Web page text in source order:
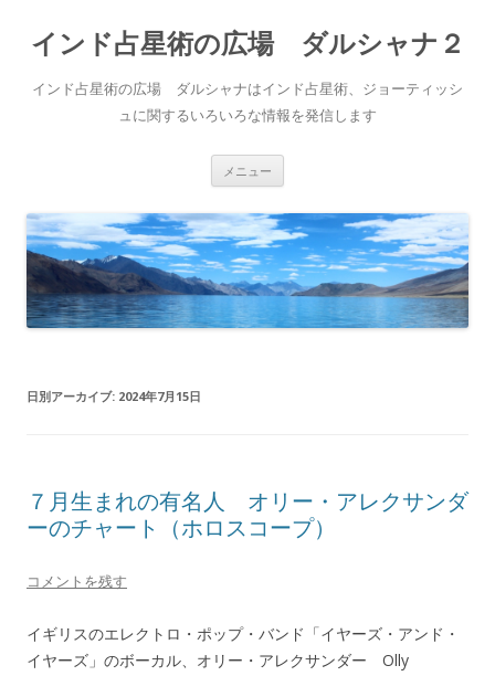
インド占星術の広場 ダルシャナ２
インド占星術の広場 ダルシャナはインド占星術、ジョーティッシ
ュに関するいろいろな情報を発信します
メニュー
ン
ツ
へ
ス
キ
ッ
プ
日別アーカイブ: 2024年7月15日
７月生まれの有名人 オリー・アレクサンダ
ーのチャート（ホロスコープ）
コメントを残す
イギリスのエレクトロ・ポップ・バンド「イヤーズ・アンド・
イヤーズ」のボーカル、オリー・アレクサンダー Olly